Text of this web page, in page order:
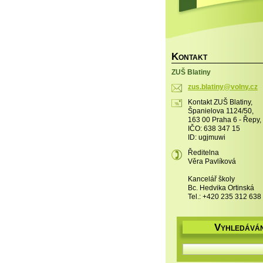
KONTAKT
ZUŠ Blatiny
zus.blatiny@volny.cz
Kontakt ZUŠ Blatiny,
Španielova 1124/50,
163 00 Praha 6 - Řepy,
IČO: 638 347 15
ID: ugjmuwi
Ředitelna
Věra Pavlíková
Kancelář školy
Bc. Hedvika Ortinská
Tel.: +420 235 312 638
V